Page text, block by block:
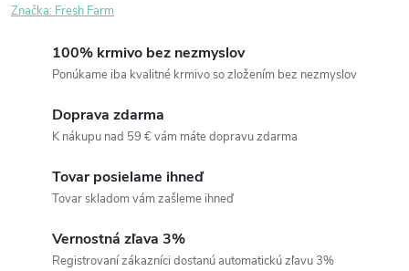
Značka: Fresh Farm
100% krmivo bez nezmyslov
Ponúkame iba kvalitné krmivo so zložením bez nezmyslov
Doprava zdarma
K nákupu nad 59 € vám máte dopravu zdarma
Tovar posielame ihneď
Tovar skladom vám zašleme ihneď
Vernostná zľava 3%
Registrovaní zákazníci dostanú automatickú zľavu 3%